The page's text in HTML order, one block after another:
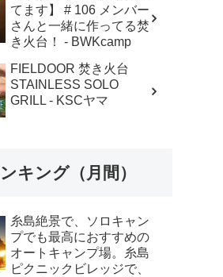
てます】 # 106 メンバー
さんと一緒に作ってる焚
き火台！ - BWKcamp
FIELDOOR 焚き火台
STAINLESS SOLO
GRILL - KSCヤマ
キング（月間）
糸島絶景で、ソロキャン
プでも最高におすすめの
オートキャンプ場。糸島
ピクニックビレッジで、